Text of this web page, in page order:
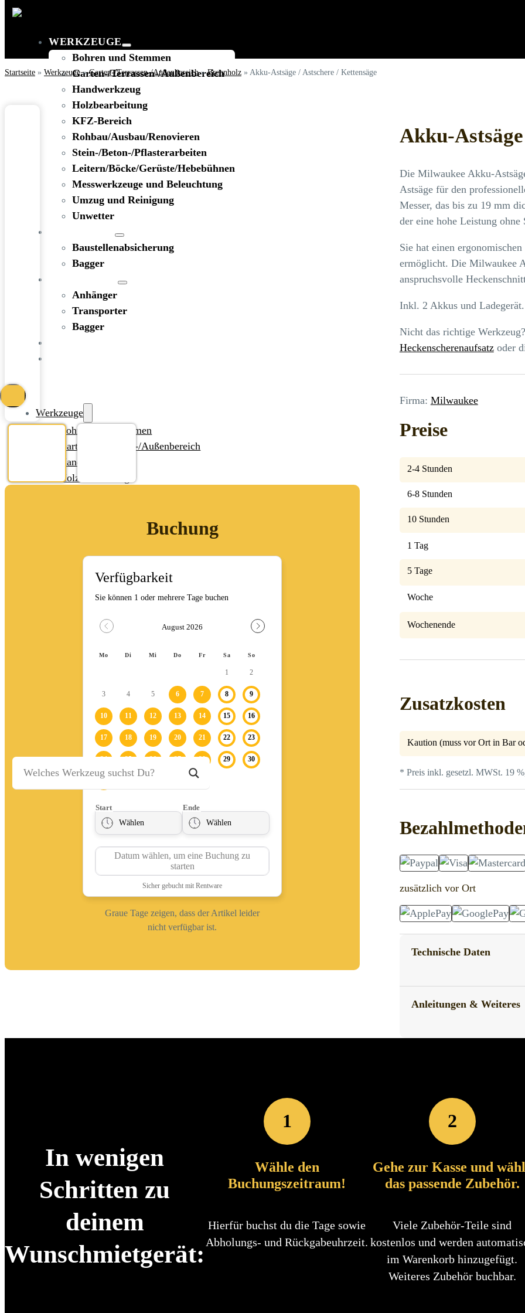
WERKZEUGE
Bohren und Stemmen
Garten-/Terrassen-/Außenbereich
Handwerkzeug
Holzbearbeitung
KFZ-Bereich
Rohbau/Ausbau/Renovieren
Stein-/Beton-/Pflasterarbeiten
Leitern/Böcke/Gerüste/Hebebühnen
Messwerkzeuge und Beleuchtung
Umzug und Reinigung
Unwetter
Baustellenabsicherung
Bagger
Anhänger
Transporter
Bagger
Werkzeuge
Bohren und Stemmen
Garten-/Terrassen-/Außenbereich
Handwerkzeug
Holzbearbeitung
Stein-/Beton-/Pflasterarbeiten
Leitern/Böcke/Gerüste/Hebebühnen
Messwerkzeuge und Beleuchtung
Umzug und Reinigung
Baustellenabsicherung
Transporter
Startseite » Werkzeuge»Garten-/Terrassen-/Außenbereich»Brennholz » Akku-Astsäge / Astschere / Kettensäge
Buchung
Graue Tage zeigen, dass der Artikel leider
nicht verfügbar ist.
Akku-Astsäge
Die Milwaukee Akku-
Astsäge für den
Messer, das bis zu 19 mm
der eine hohe Leistung ohne
Sie hat einen
ermöglicht. Die Milwaukee
anspruchsvolle
Inkl. 2 Akkus und Ladegerät.
Nicht das richtige
Heckenscherenaufsatzoder
Firma: Milwaukee
Preise
2-4 Stunden
6-8 Stunden
10 Stunden
1 Tag
5 Tage
Woche
Wochenende
Zusatzkosten
Kaution (muss vor Ort in Bar
* Preis inkl. gesetzl. MWSt. 19
zusätzlich vor Ort
Technische Daten
Anleitungen & Weiteres
In wenigen
Schritten zu
deinem
Wunschmietgerät:
1
Wähle den
Buchungszeitraum!
Hierfür buchst du die Tage sowie
Abholungs- und Rückgabeuhrzeit.
2
Gehe zur Kasse und
das passende Zubehör.
Viele Zubehör-Teile sind
kostenlos und werden
im Warenkorb hinzugefügt.
Weiteres Zubehör buchbar.